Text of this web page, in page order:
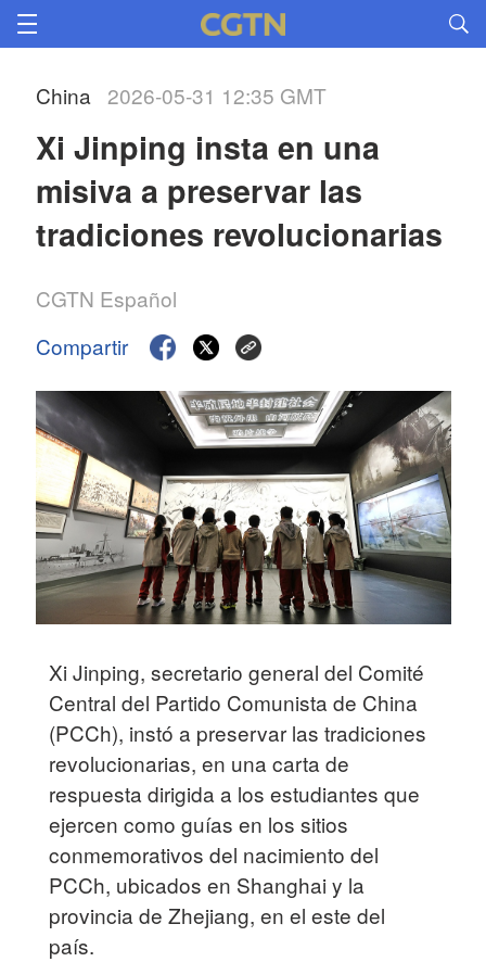
China 2026-05-31 12:35 GMT
Xi Jinping insta en una
misiva a preservar las
tradiciones revolucionarias
CGTN Español
Compartir
Xi Jinping, secretario general del Comité
Central del Partido Comunista de China
(PCCh), instó a preservar las tradiciones
revolucionarias, en una carta de
respuesta dirigida a los estudiantes que
ejercen como guías en los sitios
conmemorativos del nacimiento del
PCCh, ubicados en Shanghai y la
provincia de Zhejiang, en el este del
país.